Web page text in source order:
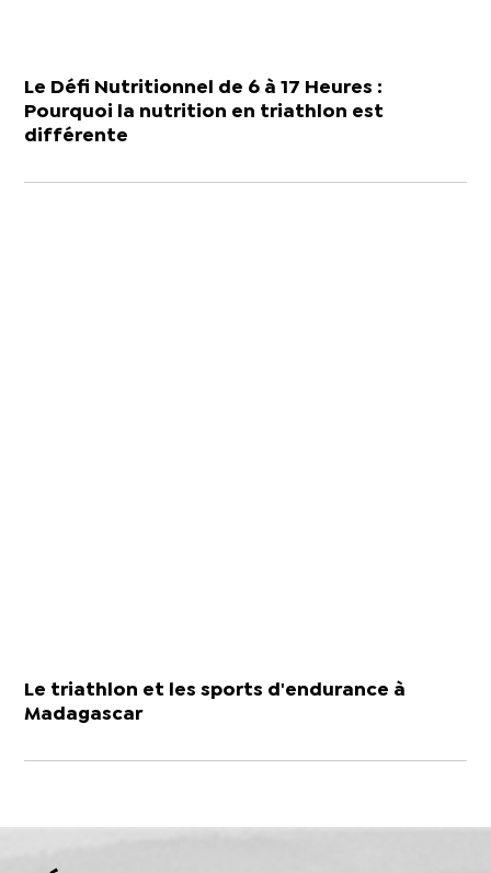
Le Défi Nutritionnel de 6 à 17 Heures :
Pourquoi la nutrition en triathlon est
différente
Le triathlon et les sports d'endurance à
Madagascar